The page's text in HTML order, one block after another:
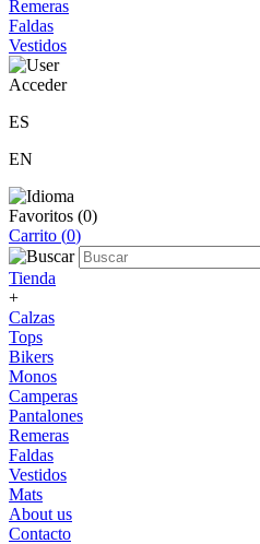
Remeras
Faldas
Vestidos
Acceder
ES
EN
Favoritos (0)
Carrito (0)
Tienda
+
Calzas
Tops
Bikers
Monos
Camperas
Pantalones
Remeras
Faldas
Vestidos
Mats
About us
Contacto